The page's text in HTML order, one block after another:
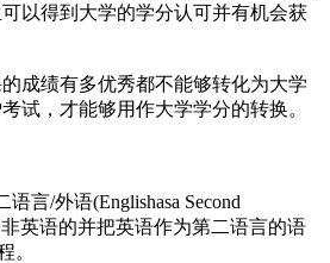
以得到大学的学分认可并有机会获
成绩有多优秀都不能够转化为大学
试，才能够用作大学学分的转换。
言/外语(Englishasa Second
英语的并把英语作为第二语言的语
。